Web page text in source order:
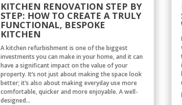
KITCHEN RENOVATION STEP BY
STEP: HOW TO CREATE A TRULY
FUNCTIONAL, BESPOKE
KITCHEN
A kitchen refurbishment is one of the biggest
investments you can make in your home, and it can
have a significant impact on the value of your
property. It’s not just about making the space look
better; it’s also about making everyday use more
comfortable, quicker and more enjoyable. A well-
designed...